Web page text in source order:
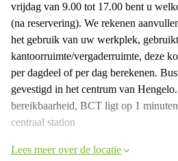
vrijdag van 9.00 tot 17.00 bent u
(na reservering). We rekenen
het gebruik van uw werkplek,
kantoorruimte/vergaderruimte, deze
per dagdeel of per dag berekenen.
gevestigd in het centrum van
bereikbaarheid, BCT ligt op 1
centraal station
Lees meer over de locatie